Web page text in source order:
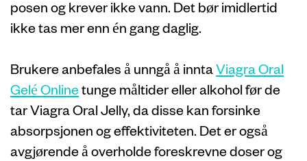
posen og krever ikke vann. Det bør imidlertid
ikke tas mer enn én gang daglig.
Brukere anbefales å unngå å inntaViagra Oral
Gelé Onlinetunge måltider eller alkohol før de
tar Viagra Oral Jelly, da disse kan forsinke
absorpsjonen og effektiviteten. Det er også
avgjørende å overholde foreskrevne doser og